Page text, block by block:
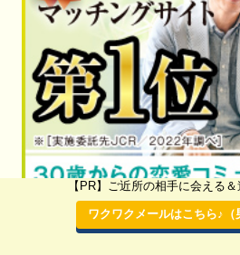
【PR】ご近所の相手に会える
ワクワクメールはこちら♪（